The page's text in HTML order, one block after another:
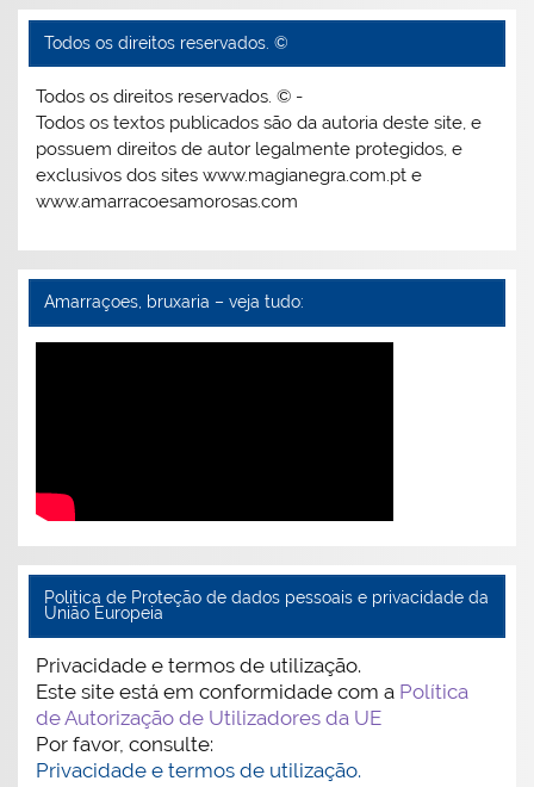
Todos os direitos reservados. ©
Todos os direitos reservados. © -
Todos os textos publicados são da autoria deste site, e
possuem direitos de autor legalmente protegidos, e
exclusivos dos sites www.magianegra.com.pt e
www.amarracoesamorosas.com
Amarraçoes, bruxaria – veja tudo:
Politica de Proteção de dados pessoais e privacidade da
União Europeia
Privacidade e termos de utilização.
Este site está em conformidade com a Política
de Autorização de Utilizadores da UE
Por favor, consulte:
Privacidade e termos de utilização.